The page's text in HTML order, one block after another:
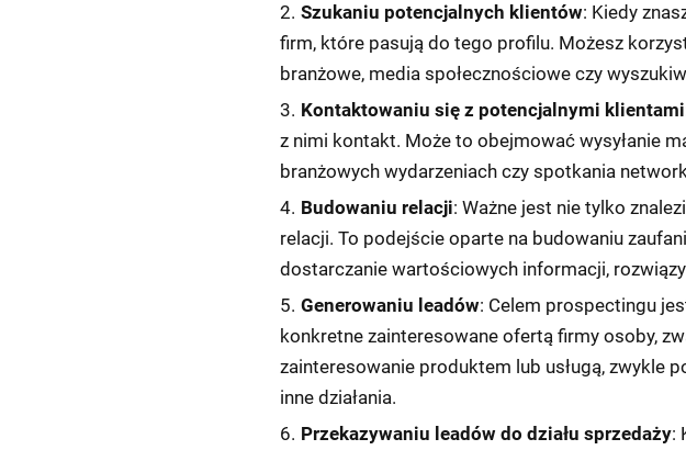
Szukaniu potencjalnych klientów: Kiedy
firm, które pasują do tego profilu. Możesz
branżowe, media społecznościowe czy
Kontaktowaniu się z potencjalnymi klientami
z nimi kontakt. Może to obejmować wysyłanie
branżowych wydarzeniach czy spotkania
Budowaniu relacji: Ważne jest nie tylko
relacji. To podejście oparte na budowaniu
dostarczanie wartościowych informacji,
Generowaniu leadów: Celem prospectingu
konkretne zainteresowane ofertą firmy osoby,
zainteresowanie produktem lub usługą, zwykle
inne działania.
Przekazywaniu leadów do działu sprzedaży: